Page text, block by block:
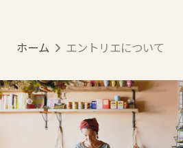
ホーム エントリエについて